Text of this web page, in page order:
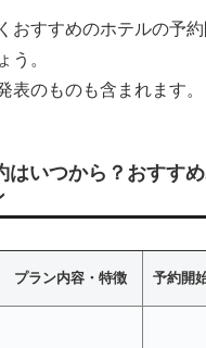
おすすめのホテルの予
う。
表のものも含まれます。
はいつから？おすす
プラン内容・特徴 予約開